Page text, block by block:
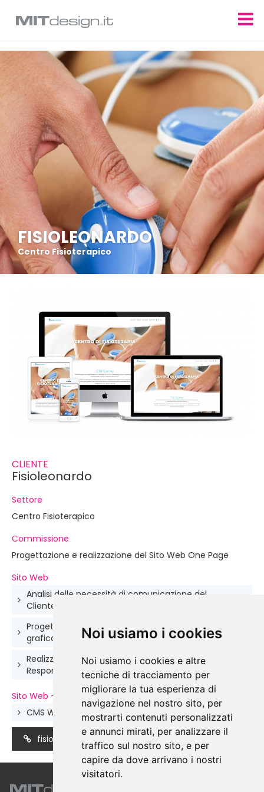
Noi usiamo i cookies
Noi usiamo i cookies e altre
tecniche di tracciamento per
migliorare la tua esperienza di
navigazione nel nostro sito, per
mostrarti contenuti personalizzati
e annunci mirati, per analizzare il
traffico sul nostro sito, e per
capire da dove arrivano i nostri
visitatori.
FISIOLEONARDO
Centro Fisioterapico
CLIENTE
Fisioleonardo
Settore
Centro Fisioterapico
Commissione
Progettazione e realizzazione del Sito Web One Page
Sito Web
Analisi delle necessità di comunicazione del
Cliente
Progettazione della struttura di navigazione e della
grafica
Realizzazione del sito con tecnologia Web Design
Responsive
Sito Web - Caratteristiche
CMS Wordpress
fisioleonardo.it